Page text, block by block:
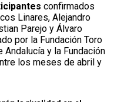
confirmados
Linares, Alejandro
Parejo y Álvaro
por la Fundación Toro
y la Fundación
los meses de abril y